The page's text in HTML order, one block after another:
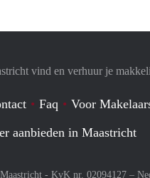
vind en verhuur je
Faq Voor
aanbieden in Maastricht
- KvK nr. 02094127 –